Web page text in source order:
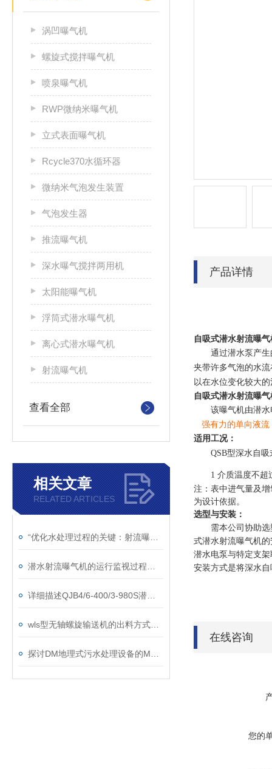
涡凹曝气机
螺旋式搅拌曝气机
喷泉曝气机
RWP微纳米曝气机
立式表面曝气机
Rcycle370水循环器
微纳米气泡发生装置
气泡发生器
推流曝气机
深水曝气搅拌两用机
太阳能曝气机
浮筒式潜水曝气机
离心式潜水曝气机
射流曝气机
查看全部
相关文章
RELATED ARTICLES
产品详情
自吸式潜水射流曝
通过潜水泵产
夹带许多气泡的水
以在水位变化较大
自吸式潜水射流曝
该曝气机由潜
强有力的单向液
适用工况：
QSB型深水自
1 介质温度不超
注：表中进气量及
为设计依据。
选型与安装：
需本公司协助
式潜水射流曝气机
潜水电泵与特定支
安装方式是将深水
在线咨询
您的